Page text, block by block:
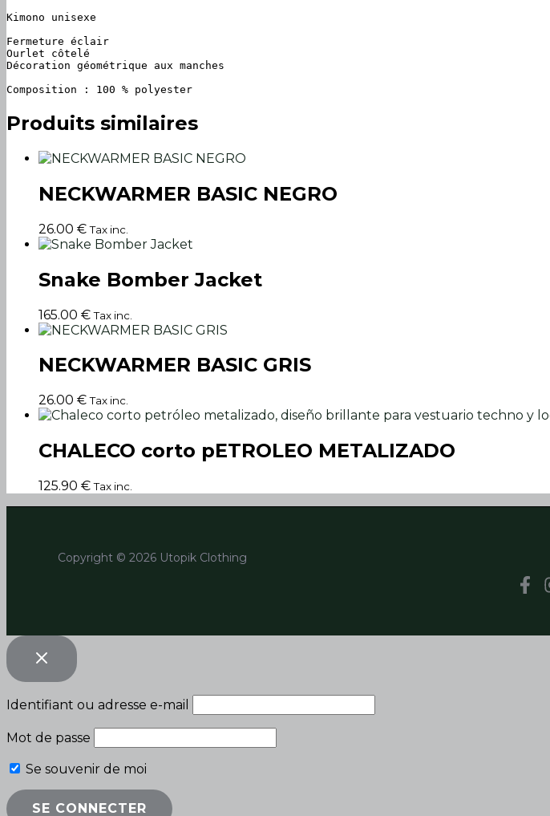
Kimono unisexe
Fermeture éclair
Ourlet côtelé
Décoration géométrique aux manches
Composition : 100 % polyester
Produits similaires
NECKWARMER BASIC NEGRO
26.00 € Tax inc.
Snake Bomber Jacket
165.00 € Tax inc.
NECKWARMER BASIC GRIS
26.00 € Tax inc.
CHALECO corto pETROLEO METALIZADO
125.90 € Tax inc.
Copyright © 2026 Utopik Clothing
Identifiant ou adresse e-mail
Mot de passe
Se souvenir de moi